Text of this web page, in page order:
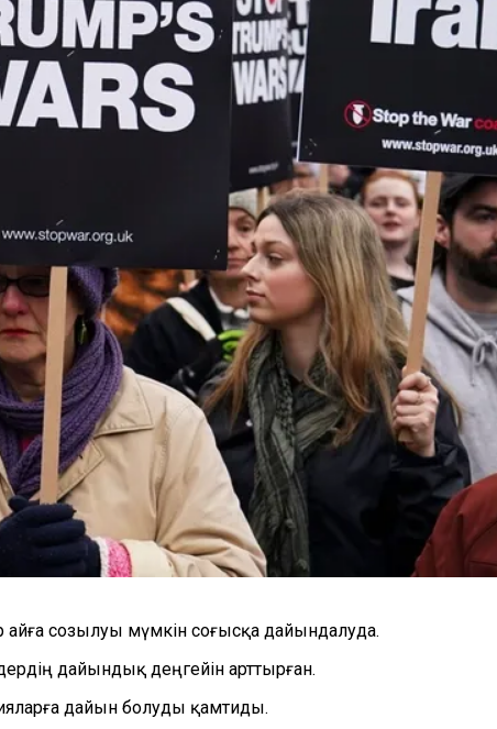
айға созылуы мүмкін соғысқа дайындалуда.
дайындық деңгейін арттырған.
дайын болуды қамтиды.